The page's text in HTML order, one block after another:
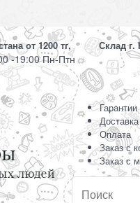
от 1200 тг, Склад г.
-19:00 Пн-Птн
Гарантии
Доставка
Оплата
Заказ с
Заказ с